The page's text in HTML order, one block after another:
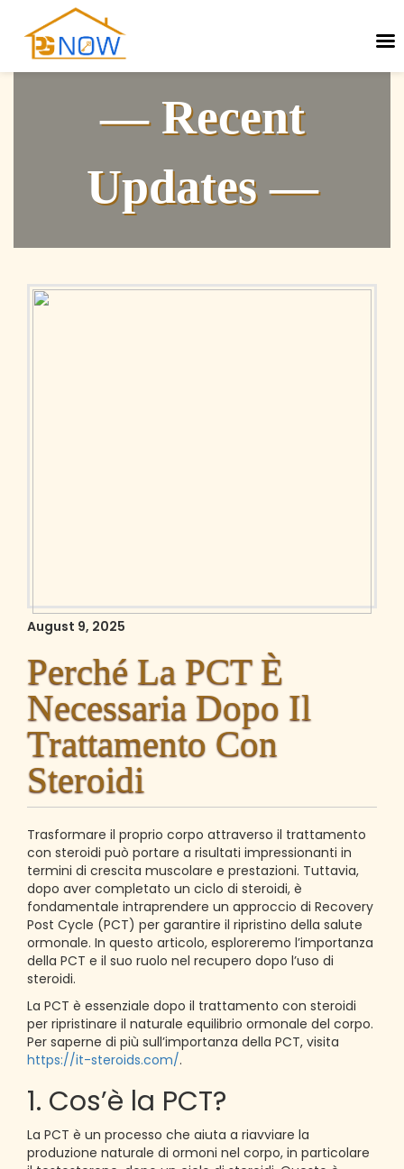
— Recent
Updates —
August 9, 2025
Perché La PCT È
Necessaria Dopo Il
Trattamento Con
Steroidi
Trasformare il proprio corpo attraverso il trattamento
con steroidi può portare a risultati impressionanti in
termini di crescita muscolare e prestazioni. Tuttavia,
dopo aver completato un ciclo di steroidi, è
fondamentale intraprendere un approccio di Recovery
Post Cycle (PCT) per garantire il ripristino della salute
ormonale. In questo articolo, esploreremo l’importanza
della PCT e il suo ruolo nel recupero dopo l’uso di
steroidi.
La PCT è essenziale dopo il trattamento con steroidi
per ripristinare il naturale equilibrio ormonale del corpo.
Per saperne di più sull’importanza della PCT, visita
https://it-steroids.com/.
1. Cos’è la PCT?
La PCT è un processo che aiuta a riavviare la
produzione naturale di ormoni nel corpo, in particolare
Previous
Next